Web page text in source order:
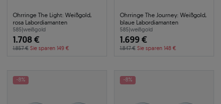
Ohrringe The Light: Weißgold,
rosa Labordiamanten
585|weißgold
1.708 €
1.857 € Sie sparen 149 €
Ohrringe The Journey: Weißgold,
blaue Labordiamanten
585|weißgold
1.699 €
1.847 € Sie sparen 148 €
-8% -8%